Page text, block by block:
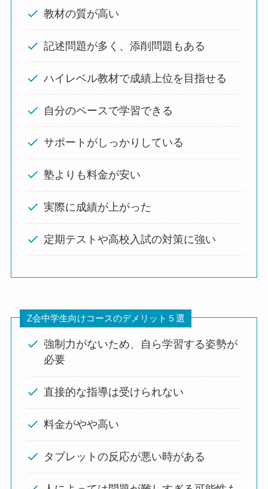
教材の質が高い
記述問題が多く、添削問題もある
ハイレベル教材で成績上位を目指せる
自分のペースで学習できる
サポートがしっかりしている
塾よりも料金が安い
実際に成績が上がった
定期テストや高校入試の対策に強い
Z会中学生向けコースのデメリット５選
強制力がないため、自ら学習する姿勢が
必要
直接的な指導は受けられない
料金がやや高い
タブレットの反応が悪い時がある